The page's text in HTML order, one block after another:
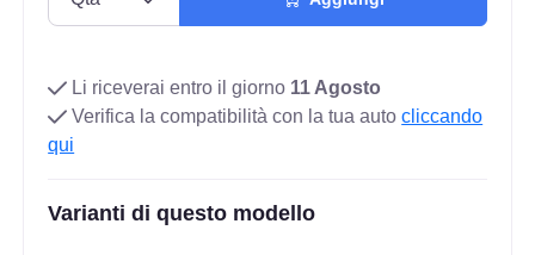
Li riceverai entro il giorno 11 Agosto
Verifica la compatibilità con la tua autocliccando
qui
Varianti di questo modello